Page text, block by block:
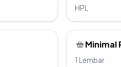
HPL
Minimal
1 Lembar